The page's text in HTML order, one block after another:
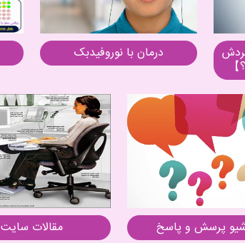
درمان با نوروفیدبک
پرسش و پاسخ مقالات سایت